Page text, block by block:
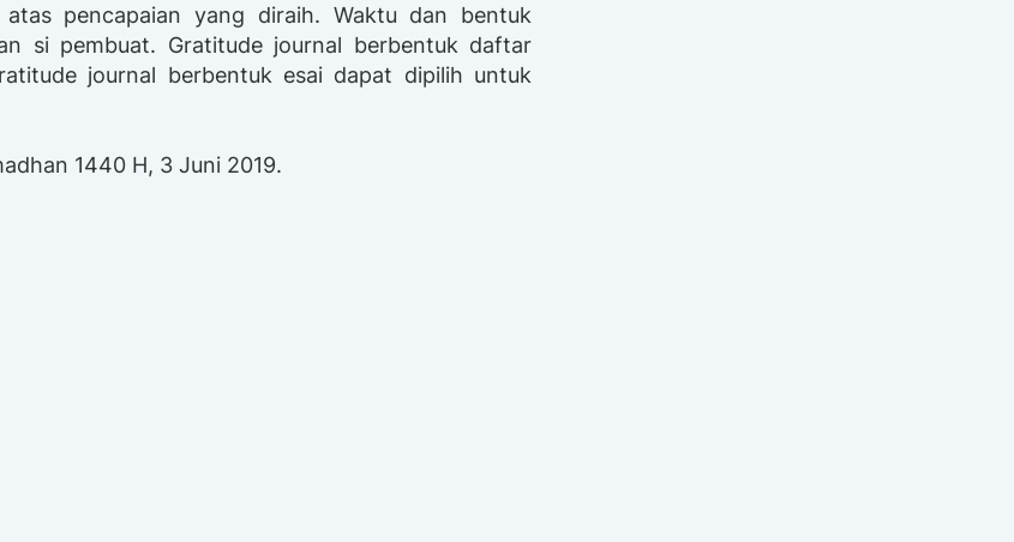
pencapaian yang diraih. Waktu dan bentuk
si pembuat. Gratitude journal berbentuk daftar
journal berbentuk esai dapat dipilih untuk
1440 H, 3 Juni 2019.